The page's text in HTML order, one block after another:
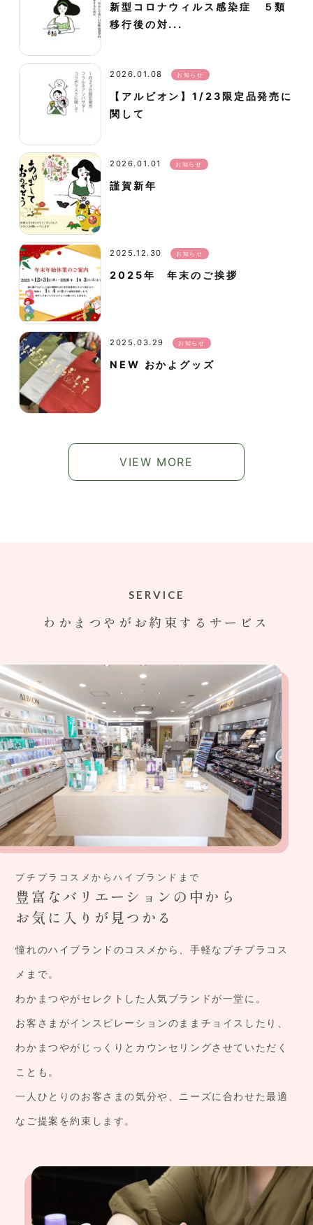
新型コロナウィルス感染症 ５類
移行後の対...
2026.01.08 お知らせ
【アルビオン】1/23限定品発売に
関して
2026.01.01 お知らせ
謹賀新年
2025.12.30 お知らせ
2025年 年末のご挨拶
2025.03.29 お知らせ
NEW おかよグッズ
VIEW MORE
SERVICE
わかまつやがお約束するサービス
プチプラコスメからハイブランドまで
豊富なバリエーションの中から
お気に入りが見つかる
憧れのハイブランドのコスメから、手軽なプチプラコス
メまで。
わかまつやがセレクトした人気ブランドが一堂に。
お客さまがインスピレーションのままチョイスしたり、
わかまつやがじっくりとカウンセリングさせていただく
ことも。
一人ひとりのお客さまの気分や、ニーズに合わせた最適
なご提案を約束します。